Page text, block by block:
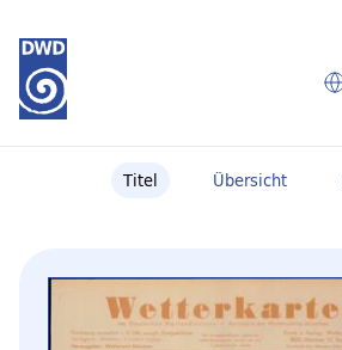
Titel Übersicht